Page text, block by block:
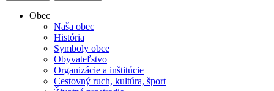
Obec
Naša obec
História
Symboly obce
Obyvateľstvo
Organizácie a inštitúcie
Cestovný ruch, kultúra, šport